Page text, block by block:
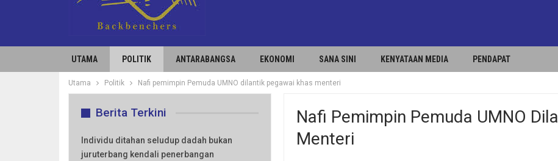
UTAMA POLITIK ANTARABANGSA EKONOMI SANA SINI KENYATAAN MEDIA PENDAPAT
Utama Politik Nafi pemimpin Pemuda UMNO dilantik pegawai khas menteri
Nafi Pemimpin Pemuda UMNO
Menteri
Berita Terkini
Individu ditahan seludup dadah bukan
juruterbang kendali penerbangan